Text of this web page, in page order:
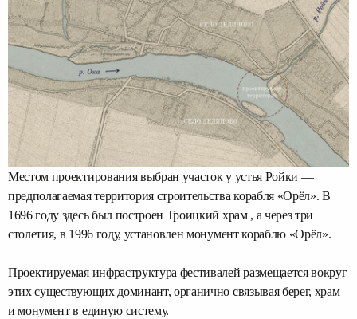
Местом проектирования выбран участок у устья Ройки —
предполагаемая территория строительства корабля «Орёл». В
1696 году здесь был построен Троицкий храм , а через три
столетия, в 1996 году, установлен монумент кораблю «Орёл».
Проектируемая инфраструктура фестивалей размещается вокруг
этих существующих доминант, органично связывая берег, храм
и монумент в единую систему.